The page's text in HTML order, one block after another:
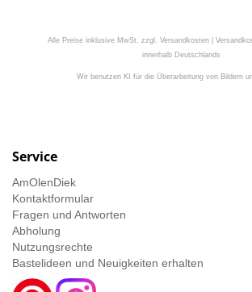
Alle Preise inklusive MwSt. zzgl. Versandkosten |
innerhalb Deutschlands
Wir benutzen KI für die Überarbeitung von Bildern
Service
AmOlenDiek
Kontaktformular
Fragen und Antworten
Abholung
Nutzungsrechte
Bastelideen und Neuigkeiten erhalten